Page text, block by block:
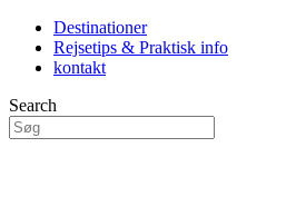
Destinationer
Rejsetips & Praktisk info
kontakt
Search